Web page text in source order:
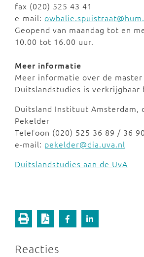
fax (020) 525 43 41
e-mail:
Geopend van maandag tot en
10.00 tot 16.00 uur.
Meer informatie
Meer informatie over de master
Duitslandstudies is verkrijgbaar
Duitsland Instituut Amsterdam,
Pekelder
Telefoon (020) 525 36 89 / 36 90
e-mail: pekelder@dia.uva.nl
Duitslandstudies aan de UvA
Reacties